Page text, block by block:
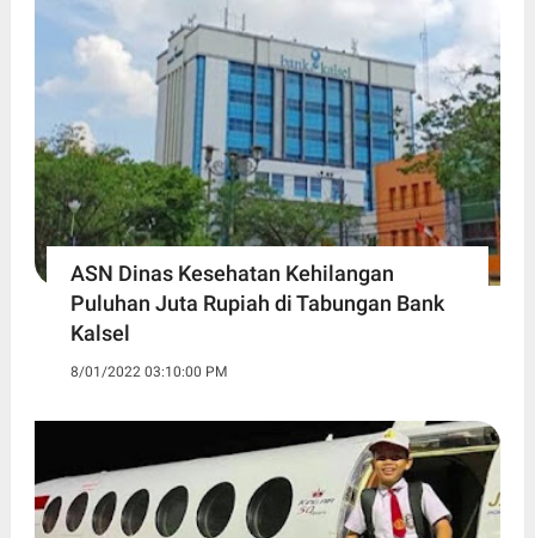
ASN Dinas Kesehatan Kehilangan
Puluhan Juta Rupiah di Tabungan Bank
Kalsel
8/01/2022 03:10:00 PM